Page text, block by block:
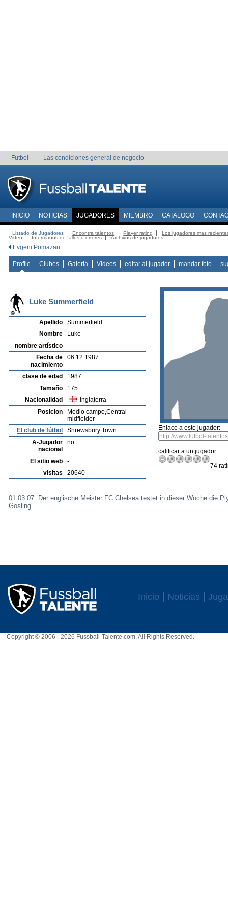
Futbol Las condiciones general de negocio
INICIO NOTICIAS JUGADORES MIEMBRO CATALOGO
Listado de Jugadores Encontra talentos Player rating
Los jugadores mas
Video
Informanos de fallos o errores Archivos de jugadores
Evgeni Pomazan
Profile Clubes Galeria Videos editar al jugador mandar foto
Luke Summerfield
Apellido
Summerfield
Nombre
Luke
nombre artístico
-
Fecha de
nacimiento
06.12.1987
clase de edad
1987
Tamaño
175
Nacionalidad
Inglaterra
Posicion
Medio campo,Central
midfielder
El club de fútbol
Shrewsbury Town
A-Jugador
nacional
no
El sitio web
-
visitas
20640
Enlace a este jugador:
calificar a un jugador:
74
01.03.07: Der englische Meister FC Chelsea testet in dieser Woche die
Gosling.
Inicio Noticias
Copyright © 2006 - 2026 Fussball-Talente.com. All Rights Reserved.